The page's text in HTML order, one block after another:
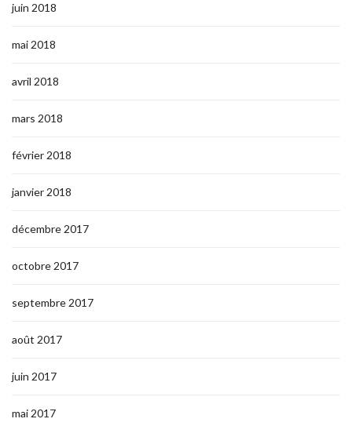
juin 2018
mai 2018
avril 2018
mars 2018
février 2018
janvier 2018
décembre 2017
octobre 2017
septembre 2017
août 2017
juin 2017
mai 2017